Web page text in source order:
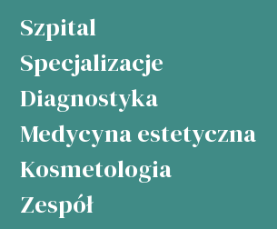
Szpital
Specjalizacje
Diagnostyka
Medycyna estetyczna
Kosmetologia
Zespół